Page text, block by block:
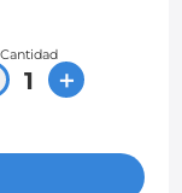
Cantidad
＋